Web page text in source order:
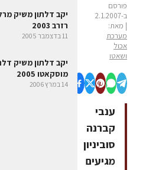
פורסם
ב-2.1.2007
| מאת:
מערכת
אכול
ושאטו
ענבי
קברנה
סוביניון
מגיעים
רזרב 2003
11 בדצמבר 2005
מוסקאטו 2005
14 במרץ 2006